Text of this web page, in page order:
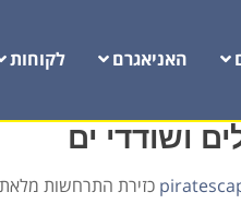
האניאגרם לקוחות
ושודדי ים
כזירת התרחשות מלאת